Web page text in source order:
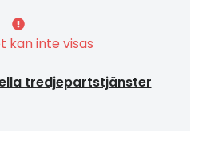
kan inte visas
tredjepartstjänster